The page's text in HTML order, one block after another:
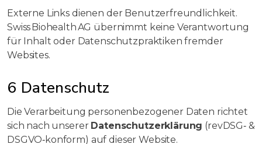
Externe Links dienen der Benutzerfreundlichkeit.
Swiss Biohealth AG übernimmt keine Verantwortung
für Inhalt oder Datenschutzpraktiken fremder
Websites.
6 Datenschutz
Die Verarbeitung personenbezogener Daten richtet
sich nach unserer Datenschutzerklärung (revDSG‑ &
DSGVO‑konform) auf dieser Website.